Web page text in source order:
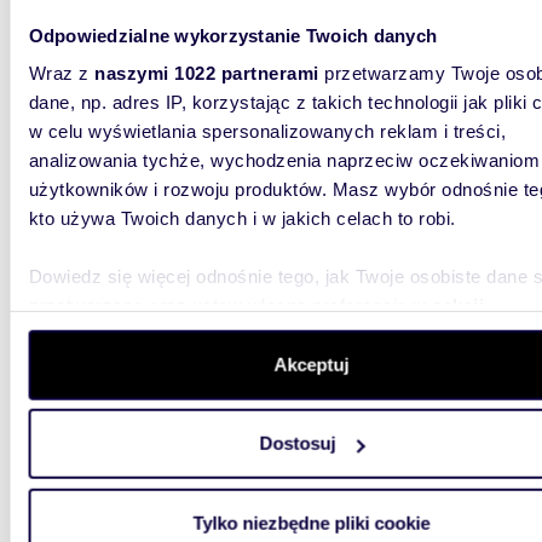
Odpowiedzialne wykorzystanie Twoich danych
Wraz z naszymi 1022 partnerami przetwarzamy Twoje
dane, np. adres IP, korzystając z takich technologii jak pliki
w celu wyświetlania spersonalizowanych reklam i treści,
analizowania tychże, wychodzenia naprzeciw oczekiwaniom
użytkowników i rozwoju produktów. Masz wybór odnośnie
kto używa Twoich danych i w jakich celach to robi.
Dowiedz się więcej odnośnie tego, jak Twoje osobiste dane
szczegółów. W Deklaracji plików cookie możesz zmienić
wycofać swoją zgodę w dowolnej chwili.
aby oferować funkcje społecznościowe i analizować ruch w
witrynie. Informacje o tym, jak korzystasz z naszej witryny,
analitycznym. Partnerzy mogą połączyć te informacje z
Akceptuj
Dostosuj
Tylko niezbędne pliki cookie
play –
lokal
280